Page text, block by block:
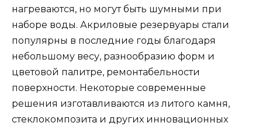
нагреваются, но могут быть шумными при
наборе воды. Акриловые резервуары стали
популярны в последние годы благодаря
небольшому весу, разнообразию форм и
цветовой палитре, ремонтабельности
поверхности. Некоторые современные
решения изготавливаются из литого камня,
стеклокомпозита и других инновационных